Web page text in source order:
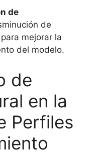
de
de
mejorar la
del modelo.
de
en la
Perfiles